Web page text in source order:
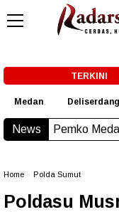
TERKINI
Medan Deliserdang
News
Medan Gandeng
Home Polda Sumut
Poldasu